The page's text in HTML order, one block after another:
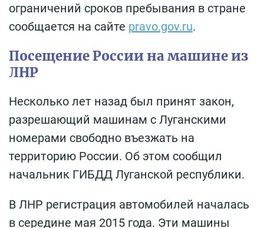
ограничений сроков пребывания в стране
сообщается на сайте pravo.gov.ru.
Посещение России на машине из
ЛНР
Несколько лет назад был принят закон,
разрешающий машинам с Луганскими
номерами свободно въезжать на
территорию России. Об этом сообщил
начальник ГИБДД Луганской республики.
В ЛНР регистрация автомобилей началась
в середине мая 2015 года. Эти машины